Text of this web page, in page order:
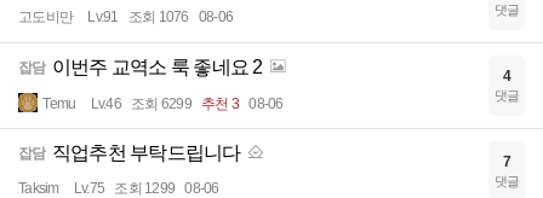
고도비만 Lv.91 조회 1076 08-06 댓글
잡담 이번주 교역소 룩 좋네요 2
Temu Lv.46 조회 6299 추천 3 08-06
4
댓글
잡담 직업추천 부탁드립니다
Taksim Lv.75 조회 1299 08-06
7
댓글